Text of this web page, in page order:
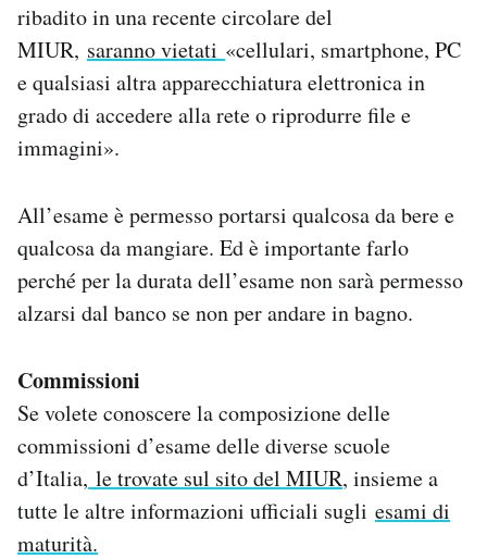
ribadito in una recente circolare del
MIUR, saranno vietati «cellulari, smartphone, PC
e qualsiasi altra apparecchiatura elettronica in
grado di accedere alla rete o riprodurre file e
immagini».
All’esame è permesso portarsi qualcosa da bere e
qualcosa da mangiare. Ed è importante farlo
perché per la durata dell’esame non sarà permesso
alzarsi dal banco se non per andare in bagno.
Commissioni
Se volete conoscere la composizione delle
commissioni d’esame delle diverse scuole
d’Italia, le trovate sul sito del MIUR, insieme a
tutte le altre informazioni ufficiali sugli esami di
maturità.